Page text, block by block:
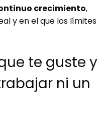
crecimiento,
y en el que los límites
te guste y
ni un